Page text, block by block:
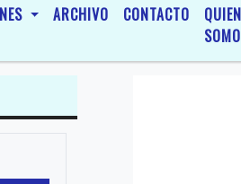
ARCHIVO CONTACTO